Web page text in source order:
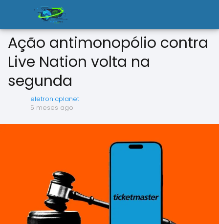
Ação antimonopólio contra
Live Nation volta na
segunda
eletronicplanet
5 meses ago